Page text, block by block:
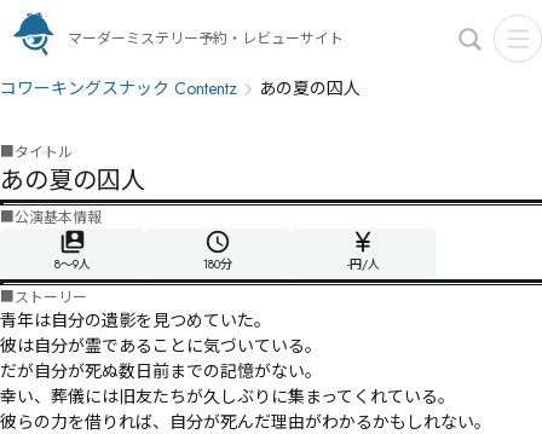
マーダーミステリー予約・レビューサイト
コワーキングスナック Contentz あの夏の囚人
■タイトル
あの夏の囚人
■公演基本情報
8〜9人 180分 -円/人
■ストーリー
青年は自分の遺影を見つめていた。
彼は自分が霊であることに気づいている。
だが自分が死ぬ数日前までの記憶がない。
幸い、葬儀には旧友たちが久しぶりに集まってくれている。
彼らの力を借りれば、自分が死んだ理由がわかるかもしれない。